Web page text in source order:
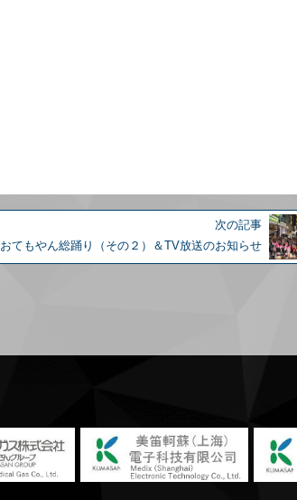
次の記事
おてもやん総踊り（その２）＆TV放送のお知らせ